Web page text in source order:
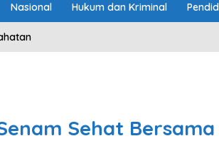
Nasional Hukum dan Kriminal
Sehat Bersama